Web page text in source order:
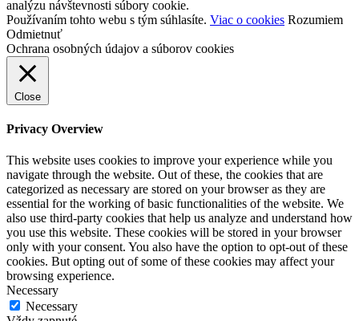
analýzu návštevnosti súbory cookie.
Používaním tohto webu s tým súhlasíte. Viac o cookies Rozumiem
Odmietnuť
Ochrana osobných údajov a súborov cookies
Close
Privacy Overview
This website uses cookies to improve your experience while you
navigate through the website. Out of these, the cookies that are
categorized as necessary are stored on your browser as they are
essential for the working of basic functionalities of the website. We
also use third-party cookies that help us analyze and understand how
you use this website. These cookies will be stored in your browser
only with your consent. You also have the option to opt-out of these
cookies. But opting out of some of these cookies may affect your
browsing experience.
Necessary
Necessary